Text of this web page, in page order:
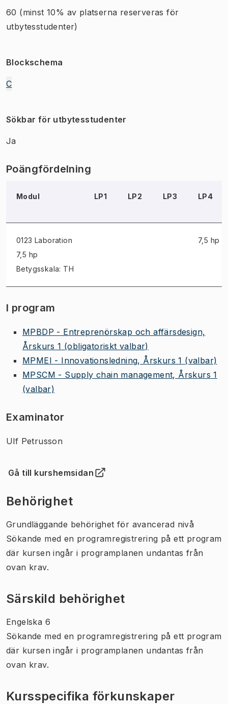
60 (minst 10% av platserna reserveras för
utbytesstudenter)
Blockschema
C
Sökbar för utbytesstudenter
Ja
Poängfördelning
Modul LP1 LP2 LP3 LP4
0123 Laboration
7,5 hp
Betygsskala: TH
7,5 hp
I program
MPBDP - Entreprenörskap och affärsdesign,
Årskurs 1 (obligatoriskt valbar)
MPMEI - Innovationsledning, Årskurs 1 (valbar)
MPSCM - Supply chain management, Årskurs 1
(valbar)
Examinator
Ulf Petrusson
Gå till kurshemsidan
(Öppnas i ny flik)
Behörighet
Grundläggande behörighet för avancerad nivå
Sökande med en programregistrering på ett program
där kursen ingår i programplanen undantas från
ovan krav.
Särskild behörighet
Engelska 6
Sökande med en programregistrering på ett program
där kursen ingår i programplanen undantas från
ovan krav.
Kursspecifika förkunskaper